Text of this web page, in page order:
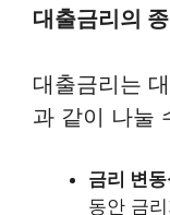
대출금리의
대출금리는
과 같이 나눌
금리 변
동안 금